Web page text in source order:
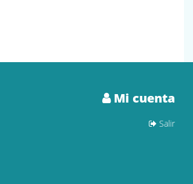
Mi cuenta
Salir